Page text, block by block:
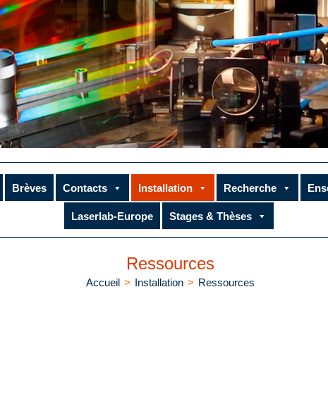
Brèves Contacts Installation Recherche
Laserlab-Europe Stages & Thèses
Ressources
Accueil > Installation > Ressources